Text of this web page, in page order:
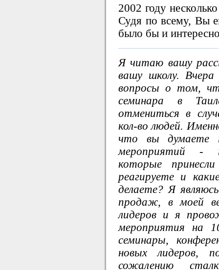
2002 году
Судя по всему, Вы
было бы и
Я читаю вашу
вашу школу.
вопросы о том,
семинара в
отмениться в
кол-во людей.
что вы думаете
мероприятий -
которые
реагируете и
делаете? Я
продаж, в моей
лидеров и я
мероприятия на
семинары,
новых лидеров,
сожалению